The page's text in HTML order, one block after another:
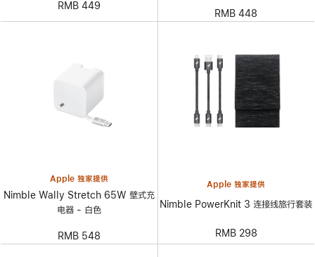
RMB 449
RMB 448
Apple 独家提供
Nimble Wally Stretch 65W 壁式充
电器 - 白色
RMB 548
Apple 独家提供
Nimble PowerKnit 3 连接线旅行套装
RMB 298